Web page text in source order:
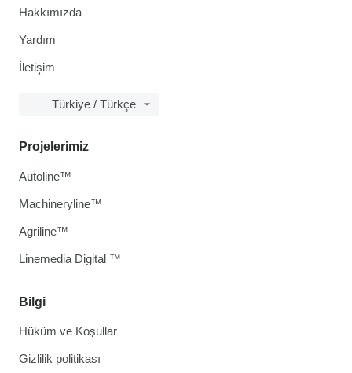
Hakkımızda
Yardım
İletişim
Türkiye / Türkçe
Bilgi
Hüküm ve Koşullar
Gizlilik politikası
Projelerimiz
Autoline™
Machineryline™
Agriline™
Linemedia Digital ™